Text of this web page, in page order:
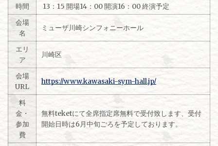
時間
13：15 開場14：00 開演16：00 終演予定
会場
名
ミューザ川崎シンフォニーホール
エリ
ア
川崎区
会場
URL
https://www.kawasaki-sym-hall.jp/
料
金・
参加
費
無料teketにて全席指定席無料で受付致します、受付
開始日時は6月中旬ごろを予定しております。